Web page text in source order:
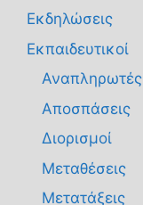
Εκδηλώσεις
Εκπαιδευτικοί
Αναπληρωτές
Αποσπάσεις
Διορισμοί
Μεταθέσεις
Μετατάξεις